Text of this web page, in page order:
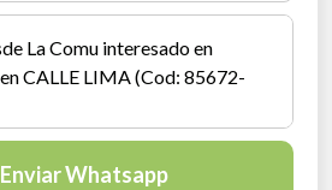
Enviar Whatsapp